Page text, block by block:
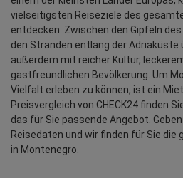
vielseitigsten Reiseziele des
entdecken. Zwischen den Gipfeln
den Stränden entlang der
außerdem mit reicher Kultur,
gastfreundlichen Bevölkerung. Um
Vielfalt erleben zu können, ist ein
Preisvergleich von CHECK24 finden
das für Sie passende Angebot.
Reisedaten und wir finden für Sie
in Montenegro.